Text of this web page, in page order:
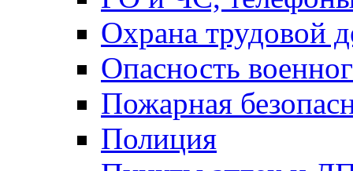
Охрана трудовой
Опасность
Пожарная
Полиция